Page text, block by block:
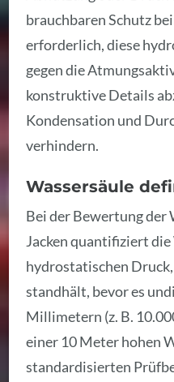
brauchbaren Schutz
erforderlich, diese
gegen die
konstruktive Details
Kondensation und
verhindern.
Wassersäule
Bei der Bewertung der
Jacken quantifiziert die
hydrostatischen
standhält, bevor es
Millimetern (z. B.
einer 10 Meter hohen
standardisierten